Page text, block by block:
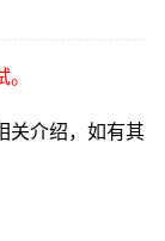
关介绍，如有其